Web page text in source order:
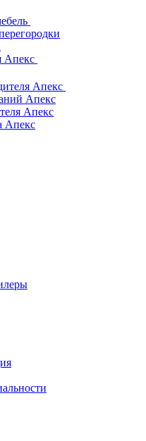
Апекс
Апекс
Апекс
Апекс
Апекс